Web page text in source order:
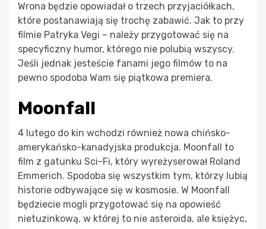
Wrona będzie opowiadał o trzech przyjaciółkach,
które postanawiają się trochę zabawić. Jak to przy
filmie Patryka Vegi – należy przygotować się na
specyficzny humor, którego nie polubią wszyscy.
Jeśli jednak jesteście fanami jego filmów to na
pewno spodoba Wam się piątkowa premiera.
Moonfall
4 lutego do kin wchodzi również nowa chińsko-
amerykańsko-kanadyjska produkcja. Moonfall to
film z gatunku Sci-Fi, który wyreżyserował Roland
Emmerich. Spodoba się wszystkim tym, którzy lubią
historie odbywające się w kosmosie. W Moonfall
będziecie mogli przygotować się na opowieść
nietuzinkową, w której to nie asteroida, ale księżyc,